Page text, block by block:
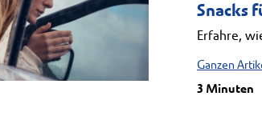
Snacks
Erfahre,
Ganzen
3 Minuten